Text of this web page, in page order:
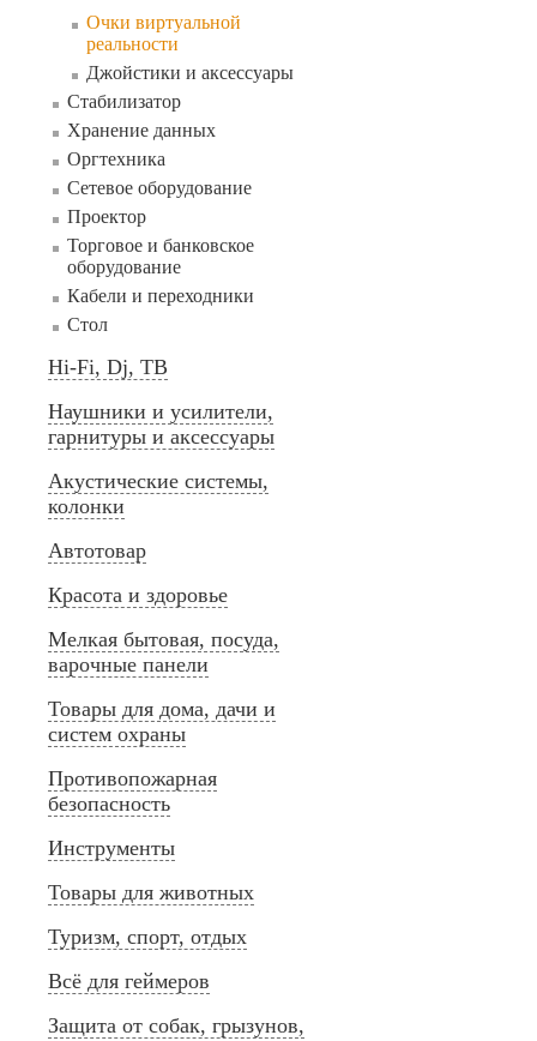
Очки виртуальной
реальности
Джойстики и аксессуары
Стабилизатор
Хранение данных
Оргтехника
Сетевое оборудование
Проектор
Торговое и банковское
оборудование
Кабели и переходники
Стол
Hi-Fi, Dj, ТВ
Наушники и усилители,
гарнитуры и аксессуары
Акустические системы,
колонки
Автотовар
Красота и здоровье
Мелкая бытовая, посуда,
варочные панели
Товары для дома, дачи и
систем охраны
Противопожарная
безопасность
Инструменты
Товары для животных
Туризм, спорт, отдых
Всё для геймеров
Защита от собак, грызунов,